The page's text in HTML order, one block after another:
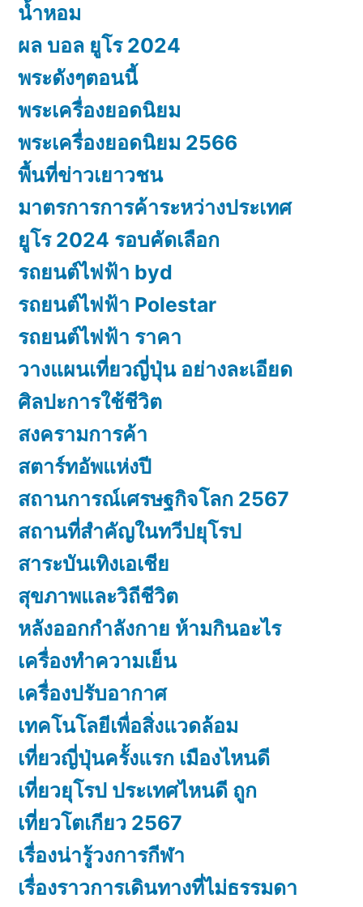
น้ำหอม
ผล บอล ยูโร 2024
พระดังๆตอนนี้
พระเครื่องยอดนิยม
พระเครื่องยอดนิยม 2566
พื้นที่ข่าวเยาวชน
มาตรการการค้าระหว่างประเทศ
ยูโร 2024 รอบคัดเลือก
รถยนต์ไฟฟ้า byd
รถยนต์ไฟฟ้า Polestar
รถยนต์ไฟฟ้า ราคา
วางแผนเที่ยวญี่ปุ่น อย่างละเอียด
ศิลปะการใช้ชีวิต
สงครามการค้า
สตาร์ทอัพแห่งปี
สถานการณ์เศรษฐกิจโลก 2567
สถานที่สำคัญในทวีปยุโรป
สาระบันเทิงเอเชีย
สุขภาพและวิถีชีวิต
หลังออกกําลังกาย ห้ามกินอะไร
เครื่องทำความเย็น
เครื่องปรับอากาศ
เทคโนโลยีเพื่อสิ่งแวดล้อม
เที่ยวญี่ปุ่นครั้งแรก เมืองไหนดี
เที่ยวยุโรป ประเทศไหนดี ถูก
เที่ยวโตเกียว 2567
เรื่องน่ารู้วงการกีฬา
เรื่องราวการเดินทางที่ไม่ธรรมดา